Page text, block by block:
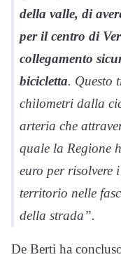
della valle, di
per il centro di
collegamento
bicicletta. Questo
chilometri dalla
arteria che
quale la Regione
euro per risolvere
territorio nelle
della strada”.
De Berti ha